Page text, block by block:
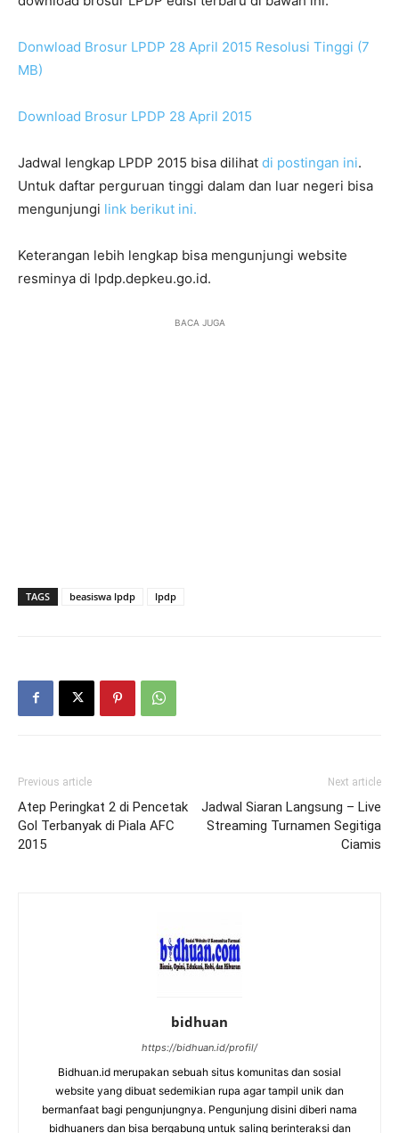
Donwload Brosur LPDP 28 April 2015 Resolusi Tinggi (7
MB)
Download Brosur LPDP 28 April 2015
Jadwal lengkap LPDP 2015 bisa dilihat di postingan ini.
Untuk daftar perguruan tinggi dalam dan luar negeri bisa
mengunjungi link berikut ini.
Keterangan lebih lengkap bisa mengunjungi website
resminya di lpdp.depkeu.go.id.
BACA JUGA
TAGS beasiswa lpdp lpdp
Previous article
Atep Peringkat 2 di Pencetak
Gol Terbanyak di Piala AFC
2015
Next article
Jadwal Siaran Langsung – Live
Streaming Turnamen Segitiga
Ciamis
bidhuan
https://bidhuan.id/profil/
Bidhuan.id merupakan sebuah situs komunitas dan sosial
website yang dibuat sedemikian rupa agar tampil unik dan
bermanfaat bagi pengunjungnya. Pengunjung disini diberi nama
bidhuaners dan bisa bergabung untuk saling berinteraksi dan